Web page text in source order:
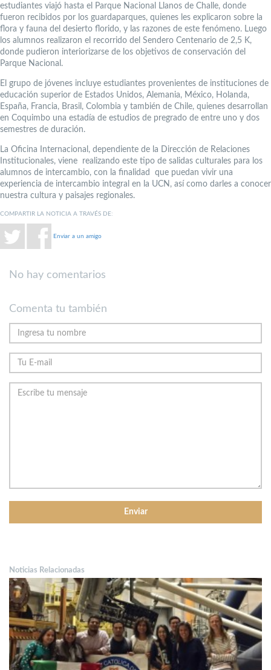
estudiantes viajó hasta el Parque Nacional Llanos de Challe, donde
fueron recibidos por los guardaparques, quienes les explicaron sobre la
flora y fauna del desierto florido, y las razones de este fenómeno. Luego
los alumnos realizaron el recorrido del Sendero Centenario de 2,5 K,
donde pudieron interiorizarse de los objetivos de conservación del
Parque Nacional.
El grupo de jóvenes incluye estudiantes provenientes de instituciones de
educación superior de Estados Unidos, Alemania, México, Holanda,
España, Francia, Brasil, Colombia y también de Chile, quienes desarrollan
en Coquimbo una estadía de estudios de pregrado de entre uno y dos
semestres de duración.
La Oficina Internacional, dependiente de la Dirección de Relaciones
Institucionales, viene realizando este tipo de salidas culturales para los
alumnos de intercambio, con la finalidad que puedan vivir una
experiencia de intercambio integral en la UCN, así como darles a conocer
nuestra cultura y paisajes regionales.
COMPARTIR LA NOTICIA A TRAVÉS DE:
Enviar a un amigo
No hay comentarios
Comenta tu también
Noticias Relacionadas